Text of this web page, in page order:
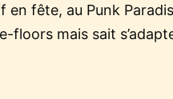
en fête, au Punk
floors mais sait